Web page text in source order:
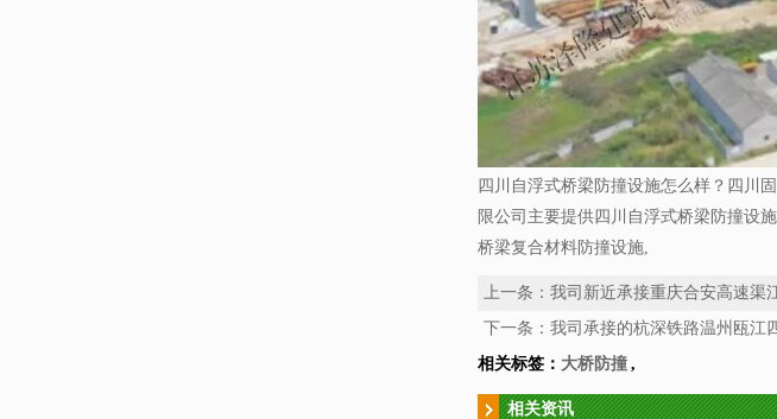
四川自浮式桥梁防撞设施怎么样？四川
限公司主要提供四川自浮式桥梁防撞设
桥梁复合材料防撞设施,
上一条： 我司新近承接重庆合安高速渠
下一条： 我司承接的杭深铁路温州瓯江
相关标签： 大桥防撞 ,
相关资讯